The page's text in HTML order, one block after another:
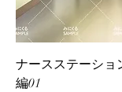
ナースステーショ
編01